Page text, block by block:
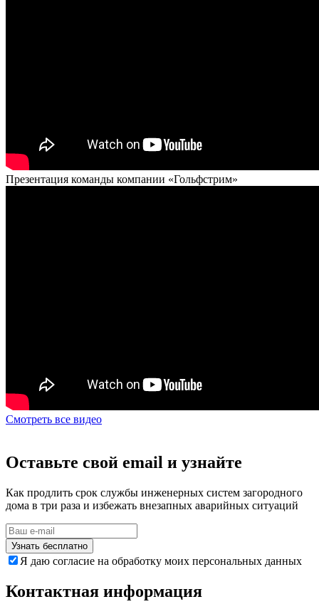
Презентация команды компании «Гольфстрим»
Смотреть все видео
Оставьте свой email и узнайте
Как продлить срок службы инженерных систем загородного
дома в три раза и избежать внезапных аварийных ситуаций
Узнать бесплатно
Я даю согласие на обработку моих персональных данных
Контактная информация